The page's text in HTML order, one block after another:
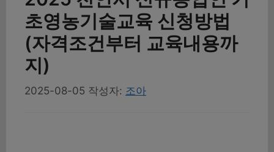
초영농기술교육 신청방법
(자격조건부터 교육내용까
지)
2025-08-05 작성자: 조아